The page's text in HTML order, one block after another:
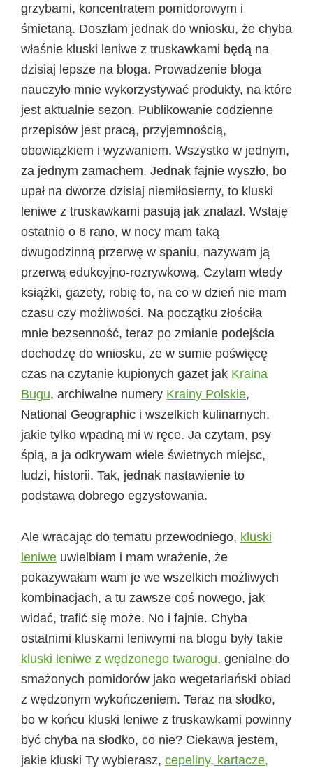
grzybami, koncentratem pomidorowym i
śmietaną. Doszłam jednak do wniosku, że chyba
właśnie kluski leniwe z truskawkami będą na
dzisiaj lepsze na bloga. Prowadzenie bloga
nauczyło mnie wykorzystywać produkty, na które
jest aktualnie sezon. Publikowanie codzienne
przepisów jest pracą, przyjemnością,
obowiązkiem i wyzwaniem. Wszystko w jednym,
za jednym zamachem. Jednak fajnie wyszło, bo
upał na dworze dzisiaj niemiłosierny, to kluski
leniwe z truskawkami pasują jak znalazł. Wstaję
ostatnio o 6 rano, w nocy mam taką
dwugodzinną przerwę w spaniu, nazywam ją
przerwą edukcyjno-rozrywkową. Czytam wtedy
książki, gazety, robię to, na co w dzień nie mam
czasu czy możliwości. Na początku złościła
mnie bezsenność, teraz po zmianie podejścia
dochodzę do wniosku, że w sumie poświęcę
czas na czytanie kupionych gazet jak Kraina
Bugu, archiwalne numery Krainy Polskie,
National Geographic i wszelkich kulinarnych,
jakie tylko wpadną mi w ręce. Ja czytam, psy
śpią, a ja odkrywam wiele świetnych miejsc,
ludzi, historii. Tak, jednak nastawienie to
podstawa dobrego egzystowania.
Ale wracając do tematu przewodniego, kluski
leniwe uwielbiam i mam wrażenie, że
pokazywałam wam je we wszelkich możliwych
kombinacjach, a tu zawsze coś nowego, jak
widać, trafić się może. No i fajnie. Chyba
ostatnimi kluskami leniwymi na blogu były takie
kluski leniwe z wędzonego twarogu, genialne do
smażonych pomidorów jako wegetariański obiad
z wędzonym wykończeniem. Teraz na słodko,
bo w końcu kluski leniwe z truskawkami powinny
być chyba na słodko, co nie? Ciekawa jestem,
jakie kluski Ty wybierasz, cepeliny, kartacze,